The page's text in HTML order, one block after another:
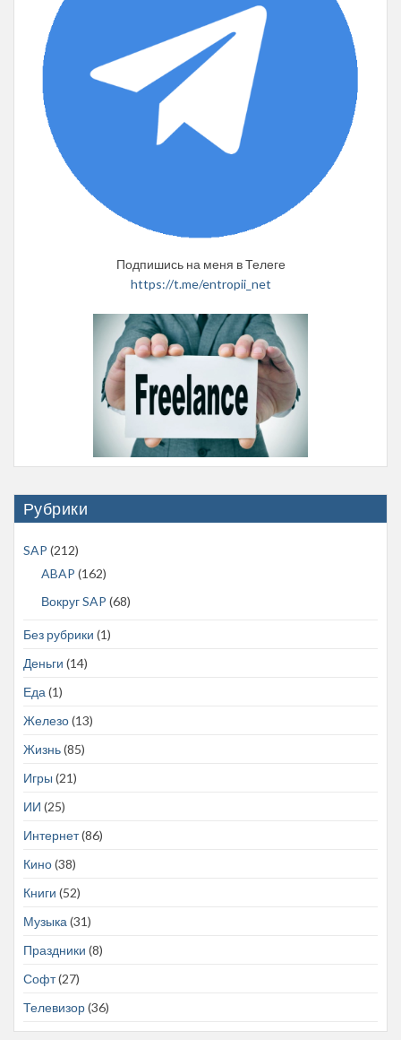
Подпишись на меня в Телеге
https://t.me/entropii_net
Рубрики
SAP (212)
ABAP (162)
Вокруг SAP (68)
Без рубрики (1)
Деньги (14)
Еда(1)
Железо(13)
Жизнь(85)
Игры (21)
ИИ (25)
Интернет(86)
Кино(38)
Книги (52)
Музыка(31)
Праздники (8)
Софт(27)
Телевизор(36)